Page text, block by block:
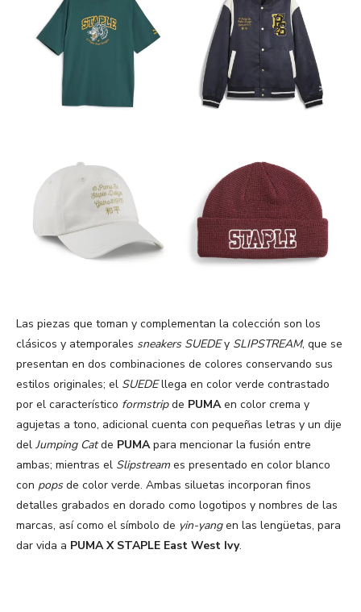
Las piezas que toman y complementan la colección son los
clásicos y atemporales sneakers SUEDEy SLIPSTREAM, que se
presentan en dos combinaciones de colores conservando sus
estilos originales; el SUEDEllega en color verde contrastado
por el característico formstripde PUMAen color crema y
agujetas a tono, adicional cuenta con pequeñas letras y un dije
del Jumping Catde PUMApara mencionar la fusión entre
ambas; mientras el Slipstreames presentado en color blanco
con popsde color verde. Ambas siluetas incorporan finos
detalles grabados en dorado como logotipos y nombres de las
marcas, así como el símbolo de yin-yangen las lengüetas, para
dar vida a PUMA X STAPLE East West Ivy.